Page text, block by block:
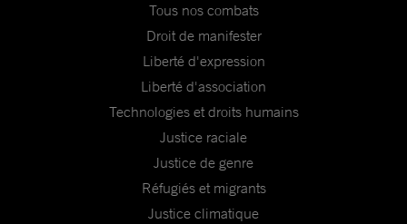
Tous nos combats
Droit de manifester
Liberté d'expression
Liberté d'association
Technologies et droits humains
Justice raciale
Justice de genre
Réfugiés et migrants
Justice climatique